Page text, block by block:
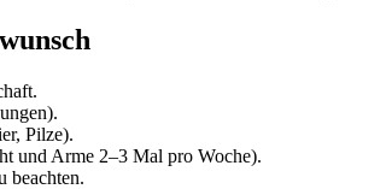
Pilze).
und Arme 2–3 Mal pro Woche).
beachten.